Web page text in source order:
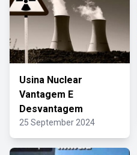
Usina Nuclear
Vantagem E
Desvantagem
25 September 2024